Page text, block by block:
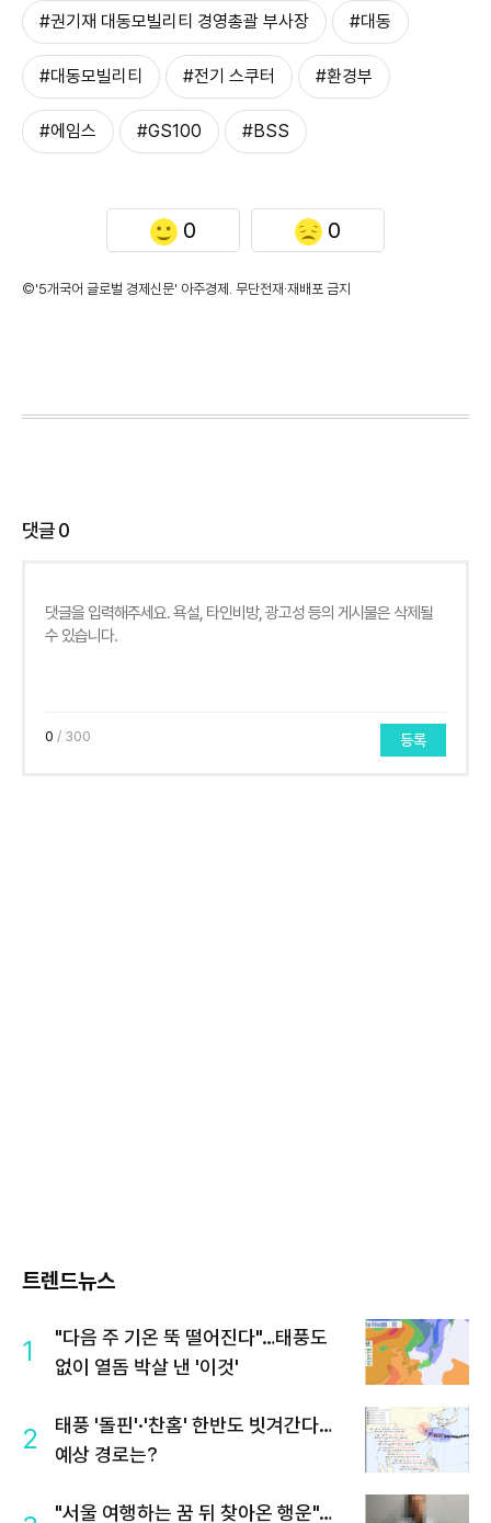
#권기재 대동모빌리티 경영총괄 부사장 #대동
#대동모빌리티 #전기 스쿠터 #환경부
#에임스 #GS100 #BSS
0 0
©'5개국어 글로벌 경제신문' 아주경제. 무단전재·재배포 금지
댓글0
0 / 300 등록
트렌드뉴스
1
"다음 주 기온 뚝 떨어진다"…태풍도
없이 열돔 박살 낸 '이것'
2
태풍 '돌핀'·'찬홈' 한반도 빗겨간다…
예상 경로는?
"서울 여행하는 꿈 뒤 찾아온 행운"…